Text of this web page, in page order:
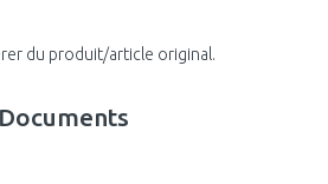
du produit/article original.
Documents